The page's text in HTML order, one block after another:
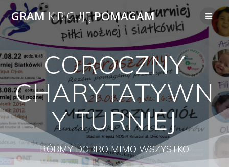
do
treści
GRAMKIBICUJĘPOMAGAM
COROCZNY
CHARYTATYWN
Y TURNIEJ
RÓBMY DOBRO MIMO WSZYSTKO